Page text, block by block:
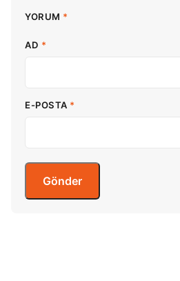
YORUM *
AD *
E-POSTA *